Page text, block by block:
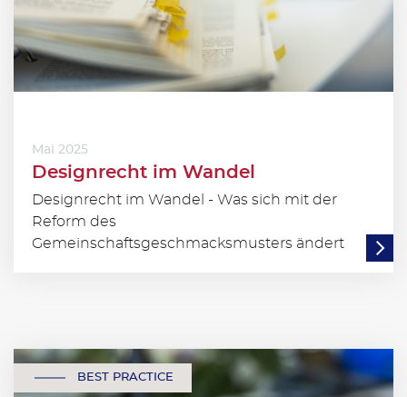
Mai 2025
Designrecht im Wandel
Designrecht im Wandel - Was sich mit der
Reform des
Gemeinschaftsgeschmacksmusters ändert
BEST PRACTICE